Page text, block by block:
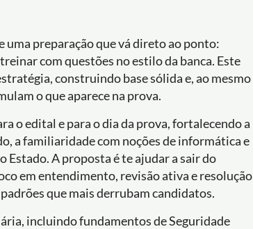
uma preparação que vá direto ao ponto:
com questões no estilo da banca. Este
construindo base sólida e, ao mesmo
o que aparece na prova.
o edital e para o dia da prova, fortalecendo a
a familiaridade com noções de informática e
A proposta é te ajudar a sair do
em entendimento, revisão ativa e resolução
que mais derrubam candidatos.
incluindo fundamentos de Seguridade